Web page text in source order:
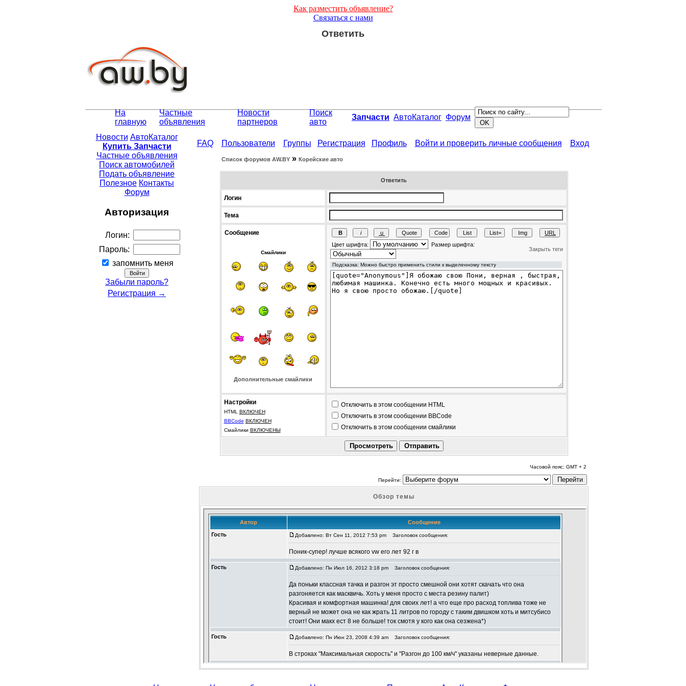
Как разместить объявление?
Связаться с нами
Ответить
На
главную
Частные
объявления
Новости
партнеров
Поиск
авто
Запчасти АвтоКаталог Форум
Новости АвтоКаталог
Купить Запчасти
Частные объявления
Поиск автомобилей
Подать объявление
Полезное Контакты
Форум
Авторизация
Логин:
Пароль:
запомнить меня
Забыли пароль?
Регистрация →
FAQ Пользователи Группы Регистрация Профиль Войти и проверить личные сообщения Вход
Список форумов АW.BY» Корейские авто
Ответить
Логин
Тема
Сообщение
Смайлики
Дополнительные смайлики
Цвет шрифта: Размер шрифта:
Закрыть теги
Настройки
HTML ВКЛЮЧЕН
BBCode ВКЛЮЧЕН
Смайлики ВКЛЮЧЕНЫ
Отключить в этом сообщении HTML
Отключить в этом сообщении BBCode
Отключить в этом сообщении смайлики
Часовой пояс: GMT + 2
Перейти:
Обзор темы